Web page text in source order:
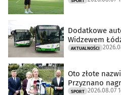
Dodatkowe
Widzewem
AKTUALNOŚCI
Oto złote
Przyznano
SPORT 2026.08.07